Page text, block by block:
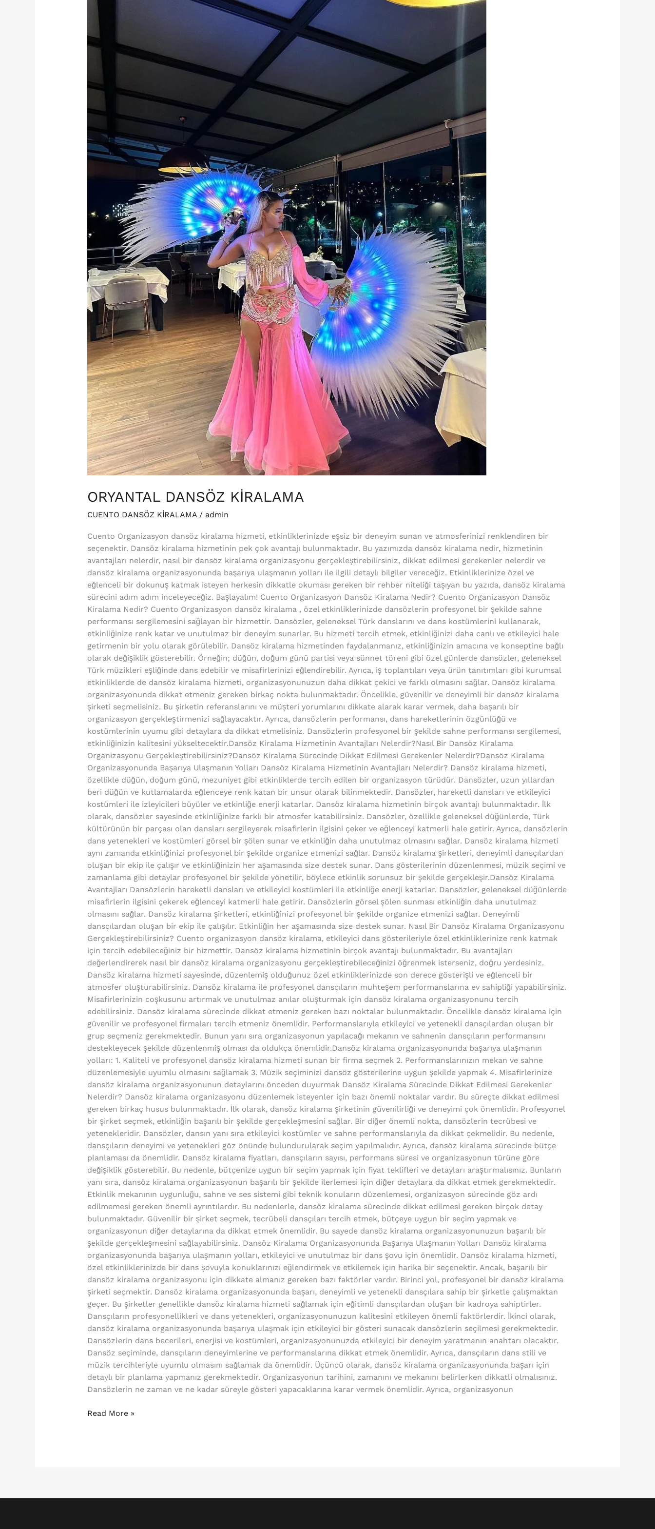
ORYANTAL DANSÖZ KİRALAMA
CUENTO DANSÖZ KİRALAMA/ admin
Cuento Organizasyon dansöz kiralama hizmeti, etkinliklerinizde eşsiz bir deneyim sunan ve atmosferinizi renklendiren bir
seçenektir. Dansöz kiralama hizmetinin pek çok avantajı bulunmaktadır. Bu yazımızda dansöz kiralama nedir, hizmetinin
avantajları nelerdir, nasıl bir dansöz kiralama organizasyonu gerçekleştirebilirsiniz, dikkat edilmesi gerekenler nelerdir ve
dansöz kiralama organizasyonunda başarıya ulaşmanın yolları ile ilgili detaylı bilgiler vereceğiz. Etkinliklerinize özel ve
eğlenceli bir dokunuş katmak isteyen herkesin dikkatle okuması gereken bir rehber niteliği taşıyan bu yazıda, dansöz kiralama
sürecini adım adım inceleyeceğiz. Başlayalım! Cuento Organizasyon Dansöz Kiralama Nedir? Cuento Organizasyon Dansöz
Kiralama Nedir? Cuento Organizasyon dansöz kiralama , özel etkinliklerinizde dansözlerin profesyonel bir şekilde sahne
performansı sergilemesini sağlayan bir hizmettir. Dansözler, geleneksel Türk danslarını ve dans kostümlerini kullanarak,
etkinliğinize renk katar ve unutulmaz bir deneyim sunarlar. Bu hizmeti tercih etmek, etkinliğinizi daha canlı ve etkileyici hale
getirmenin bir yolu olarak görülebilir. Dansöz kiralama hizmetinden faydalanmanız, etkinliğinizin amacına ve konseptine bağlı
olarak değişiklik gösterebilir. Örneğin; düğün, doğum günü partisi veya sünnet töreni gibi özel günlerde dansözler, geleneksel
Türk müzikleri eşliğinde dans edebilir ve misafirlerinizi eğlendirebilir. Ayrıca, iş toplantıları veya ürün tanıtımları gibi kurumsal
etkinliklerde de dansöz kiralama hizmeti, organizasyonunuzun daha dikkat çekici ve farklı olmasını sağlar. Dansöz kiralama
organizasyonunda dikkat etmeniz gereken birkaç nokta bulunmaktadır. Öncelikle, güvenilir ve deneyimli bir dansöz kiralama
şirketi seçmelisiniz. Bu şirketin referanslarını ve müşteri yorumlarını dikkate alarak karar vermek, daha başarılı bir
organizasyon gerçekleştirmenizi sağlayacaktır. Ayrıca, dansözlerin performansı, dans hareketlerinin özgünlüğü ve
kostümlerinin uyumu gibi detaylara da dikkat etmelisiniz. Dansözlerin profesyonel bir şekilde sahne performansı sergilemesi,
etkinliğinizin kalitesini yükseltecektir.Dansöz Kiralama Hizmetinin Avantajları Nelerdir?Nasıl Bir Dansöz Kiralama
Organizasyonu Gerçekleştirebilirsiniz?Dansöz Kiralama Sürecinde Dikkat Edilmesi Gerekenler Nelerdir?Dansöz Kiralama
Organizasyonunda Başarıya Ulaşmanın Yolları Dansöz Kiralama Hizmetinin Avantajları Nelerdir? Dansöz kiralama hizmeti,
özellikle düğün, doğum günü, mezuniyet gibi etkinliklerde tercih edilen bir organizasyon türüdür. Dansözler, uzun yıllardan
beri düğün ve kutlamalarda eğlenceye renk katan bir unsur olarak bilinmektedir. Dansözler, hareketli dansları ve etkileyici
kostümleri ile izleyicileri büyüler ve etkinliğe enerji katarlar. Dansöz kiralama hizmetinin birçok avantajı bulunmaktadır. İlk
olarak, dansözler sayesinde etkinliğinize farklı bir atmosfer katabilirsiniz. Dansözler, özellikle geleneksel düğünlerde, Türk
kültürünün bir parçası olan dansları sergileyerek misafirlerin ilgisini çeker ve eğlenceyi katmerli hale getirir. Ayrıca, dansözlerin
dans yetenekleri ve kostümleri görsel bir şölen sunar ve etkinliğin daha unutulmaz olmasını sağlar. Dansöz kiralama hizmeti
aynı zamanda etkinliğinizi profesyonel bir şekilde organize etmenizi sağlar. Dansöz kiralama şirketleri, deneyimli dansçılardan
oluşan bir ekip ile çalışır ve etkinliğinizin her aşamasında size destek sunar. Dans gösterilerinin düzenlenmesi, müzik seçimi ve
zamanlama gibi detaylar profesyonel bir şekilde yönetilir, böylece etkinlik sorunsuz bir şekilde gerçekleşir.Dansöz Kiralama
Avantajları Dansözlerin hareketli dansları ve etkileyici kostümleri ile etkinliğe enerji katarlar. Dansözler, geleneksel düğünlerde
misafirlerin ilgisini çekerek eğlenceyi katmerli hale getirir. Dansözlerin görsel şölen sunması etkinliğin daha unutulmaz
olmasını sağlar. Dansöz kiralama şirketleri, etkinliğinizi profesyonel bir şekilde organize etmenizi sağlar. Deneyimli
dansçılardan oluşan bir ekip ile çalışılır. Etkinliğin her aşamasında size destek sunar. Nasıl Bir Dansöz Kiralama Organizasyonu
Gerçekleştirebilirsiniz? Cuento organizasyon dansöz kiralama, etkileyici dans gösterileriyle özel etkinliklerinize renk katmak
için tercih edebileceğiniz bir hizmettir. Dansöz kiralama hizmetinin birçok avantajı bulunmaktadır. Bu avantajları
değerlendirerek nasıl bir dansöz kiralama organizasyonu gerçekleştirebileceğinizi öğrenmek isterseniz, doğru yerdesiniz.
Dansöz kiralama hizmeti sayesinde, düzenlemiş olduğunuz özel etkinliklerinizde son derece gösterişli ve eğlenceli bir
atmosfer oluşturabilirsiniz. Dansöz kiralama ile profesyonel dansçıların muhteşem performanslarına ev sahipliği yapabilirsiniz.
Misafirlerinizin coşkusunu artırmak ve unutulmaz anılar oluşturmak için dansöz kiralama organizasyonunu tercih
edebilirsiniz. Dansöz kiralama sürecinde dikkat etmeniz gereken bazı noktalar bulunmaktadır. Öncelikle dansöz kiralama için
güvenilir ve profesyonel firmaları tercih etmeniz önemlidir. Performanslarıyla etkileyici ve yetenekli dansçılardan oluşan bir
grup seçmeniz gerekmektedir. Bunun yanı sıra organizasyonun yapılacağı mekanın ve sahnenin dansçıların performansını
destekleyecek şekilde düzenlenmiş olması da oldukça önemlidir.Dansöz kiralama organizasyonunda başarıya ulaşmanın
yolları: 1. Kaliteli ve profesyonel dansöz kiralama hizmeti sunan bir firma seçmek 2. Performanslarınızın mekan ve sahne
düzenlemesiyle uyumlu olmasını sağlamak 3. Müzik seçiminizi dansöz gösterilerine uygun şekilde yapmak 4. Misafirlerinize
dansöz kiralama organizasyonunun detaylarını önceden duyurmak Dansöz Kiralama Sürecinde Dikkat Edilmesi Gerekenler
Nelerdir? Dansöz kiralama organizasyonu düzenlemek isteyenler için bazı önemli noktalar vardır. Bu süreçte dikkat edilmesi
gereken birkaç husus bulunmaktadır. İlk olarak, dansöz kiralama şirketinin güvenilirliği ve deneyimi çok önemlidir. Profesyonel
bir şirket seçmek, etkinliğin başarılı bir şekilde gerçekleşmesini sağlar. Bir diğer önemli nokta, dansözlerin tecrübesi ve
yetenekleridir. Dansözler, dansın yanı sıra etkileyici kostümler ve sahne performanslarıyla da dikkat çekmelidir. Bu nedenle,
dansçıların deneyimi ve yetenekleri göz önünde bulundurularak seçim yapılmalıdır. Ayrıca, dansöz kiralama sürecinde bütçe
planlaması da önemlidir. Dansöz kiralama fiyatları, dansçıların sayısı, performans süresi ve organizasyonun türüne göre
değişiklik gösterebilir. Bu nedenle, bütçenize uygun bir seçim yapmak için fiyat teklifleri ve detayları araştırmalısınız. Bunların
yanı sıra, dansöz kiralama organizasyonun başarılı bir şekilde ilerlemesi için diğer detaylara da dikkat etmek gerekmektedir.
Etkinlik mekanının uygunluğu, sahne ve ses sistemi gibi teknik konuların düzenlemesi, organizasyon sürecinde göz ardı
edilmemesi gereken önemli ayrıntılardır. Bu nedenlerle, dansöz kiralama sürecinde dikkat edilmesi gereken birçok detay
bulunmaktadır. Güvenilir bir şirket seçmek, tecrübeli dansçıları tercih etmek, bütçeye uygun bir seçim yapmak ve
organizasyonun diğer detaylarına da dikkat etmek önemlidir. Bu sayede dansöz kiralama organizasyonunuzun başarılı bir
şekilde gerçekleşmesini sağlayabilirsiniz. Dansöz Kiralama Organizasyonunda Başarıya Ulaşmanın Yolları Dansöz kiralama
organizasyonunda başarıya ulaşmanın yolları, etkileyici ve unutulmaz bir dans şovu için önemlidir. Dansöz kiralama hizmeti,
özel etkinliklerinizde bir dans şovuyla konuklarınızı eğlendirmek ve etkilemek için harika bir seçenektir. Ancak, başarılı bir
dansöz kiralama organizasyonu için dikkate almanız gereken bazı faktörler vardır. Birinci yol, profesyonel bir dansöz kiralama
şirketi seçmektir. Dansöz kiralama organizasyonunda başarı, deneyimli ve yetenekli dansçılara sahip bir şirketle çalışmaktan
geçer. Bu şirketler genellikle dansöz kiralama hizmeti sağlamak için eğitimli dansçılardan oluşan bir kadroya sahiptirler.
Dansçıların profesyonellikleri ve dans yetenekleri, organizasyonunuzun kalitesini etkileyen önemli faktörlerdir. İkinci olarak,
dansöz kiralama organizasyonunda başarıya ulaşmak için etkileyici bir gösteri sunacak dansözlerin seçilmesi gerekmektedir.
Dansözlerin dans becerileri, enerjisi ve kostümleri, organizasyonunuzda etkileyici bir deneyim yaratmanın anahtarı olacaktır.
Dansöz seçiminde, dansçıların deneyimlerine ve performanslarına dikkat etmek önemlidir. Ayrıca, dansçıların dans stili ve
müzik tercihleriyle uyumlu olmasını sağlamak da önemlidir. Üçüncü olarak, dansöz kiralama organizasyonunda başarı için
detaylı bir planlama yapmanız gerekmektedir. Organizasyonun tarihini, zamanını ve mekanını belirlerken dikkatli olmalısınız.
Dansözlerin ne zaman ve ne kadar süreyle gösteri yapacaklarına karar vermek önemlidir. Ayrıca, organizasyonun
KİRALAMA
Read More »